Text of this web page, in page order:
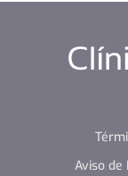
Aviso de